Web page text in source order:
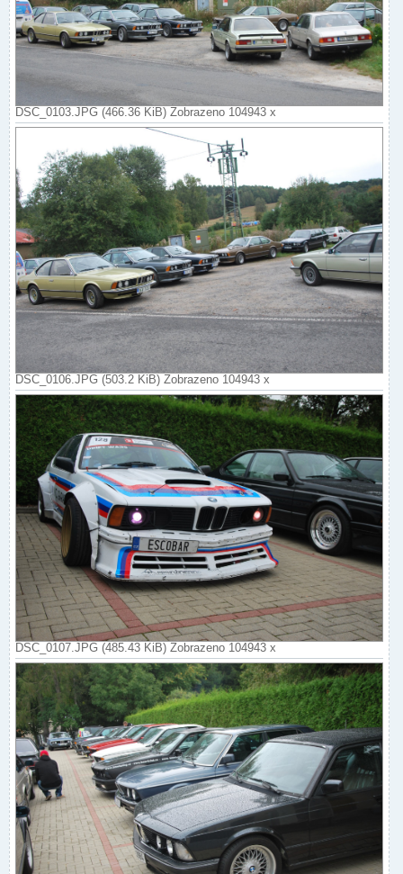
DSC_0103.JPG (466.36 KiB) Zobrazeno 104943 x
DSC_0106.JPG (503.2 KiB) Zobrazeno 104943 x
DSC_0107.JPG (485.43 KiB) Zobrazeno 104943 x